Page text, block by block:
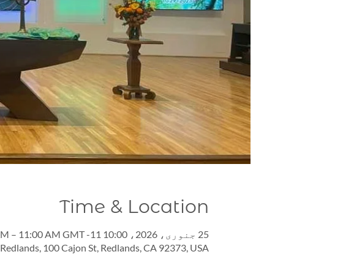
Time & Location
25 جنوری، 2026، 10:00 AM – 11:00 AM GMT -11
Redlands, 100 Cajon St, Redlands, CA 92373, USA